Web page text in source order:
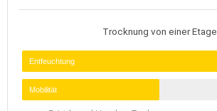
Trocknung von einer Etage
Entfeuchtung
Mobilität